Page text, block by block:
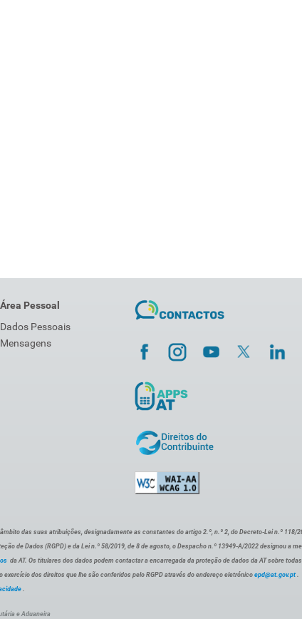
Área Pessoal
Dados Pessoais
Mensagens
das suas atribuições, designadamente as constantes do artigo 2.º, n.º 2, do Decreto-Lei n.º 118/
de Dados (RGPD) e da Lei n.º 58/2019, de 8 de agosto, o Despacho n.º 13949-A/2022 designou a
da AT. Os titulares dos dados podem contactar a encarregada da proteção de dados da AT sobre
dos direitos que lhe são conferidos pelo RGPD através do endereço eletrónico epd@at.gov.pt .
.
e Aduaneira